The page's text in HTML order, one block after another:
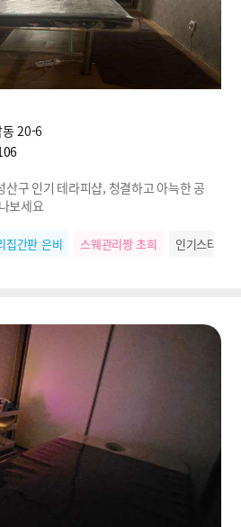
동 20-6
구 인기 테라피샵, 청결하고 아늑한 공
보세요
집간판 은비 스웨관리짱 초희 인기스타 미소